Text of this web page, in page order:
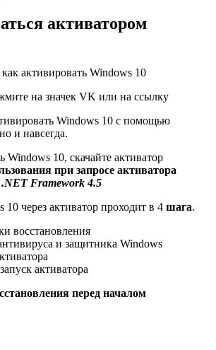
активатором
как активировать Windows 10
на значек VK или на ссылку
Windows 10 с помощью
и навсегда.
Windows 10, скачайте активатор
при запросе активатора
.NET Framework 4.5
через активатор проходит в 4 шага.
восстановления
и защитника Windows
активатора
перед началом